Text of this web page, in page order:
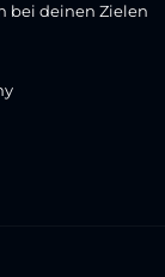
bei deinen Zielen